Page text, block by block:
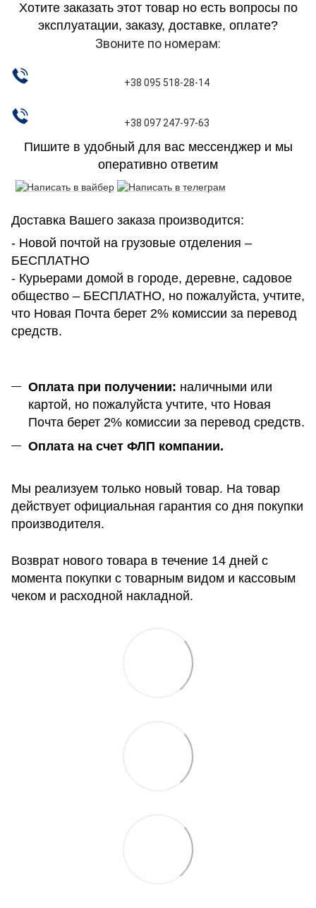
Хотите заказать этот товар но есть вопросы по
эксплуатации, заказу, доставке, оплате?
Звоните по номерам:
+38 095 518-28-14
+38 097 247-97-63
Пишите в удобный для вас мессенджер и мы
оперативно ответим
Доставка Вашего заказа производится:
- Новой почтой на грузовые отделения –
БЕСПЛАТНО
- Курьерами домой в городе, деревне, садовое
общество – БЕСПЛАТНО, но пожалуйста, учтите,
что Новая Почта берет 2% комиссии за перевод
средств.
Оплата при получении: наличными или
картой, но пожалуйста учтите, что Новая
Почта берет 2% комиссии за перевод средств.
Оплата на счет ФЛП компании.
Мы реализуем только новый товар. На товар
действует официальная гарантия со дня покупки
производителя.
Возврат нового товара в течение 14 дней с
момента покупки с товарным видом и кассовым
чеком и расходной накладной.